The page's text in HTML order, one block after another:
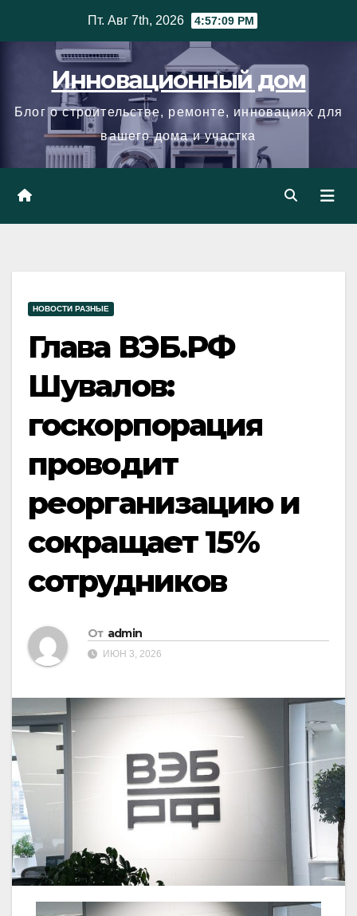
Пт. Авг 7th, 2026 4:57:10 PM
Инновационный дом
Блог о строительстве, ремонте, инновациях для
вашего дома и участка
НОВОСТИ РАЗНЫЕ
Глава ВЭБ.РФ
Шувалов:
госкорпорация
проводит
реорганизацию и
сокращает 15%
сотрудников
От admin
ИЮН 3, 2026